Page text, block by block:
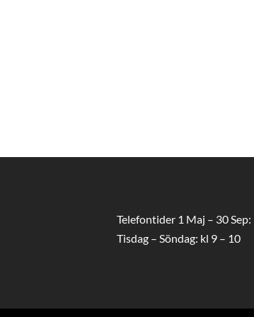
Telefontider 1 Maj – 30 Sep:
Tisdag – Söndag: kl 9 – 10